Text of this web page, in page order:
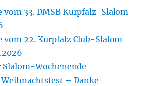
vom 33. DMSB Kurpfalz-Slalom
vom 22. Kurpfalz Club-Slalom
Slalom-Wochenende
– Danke